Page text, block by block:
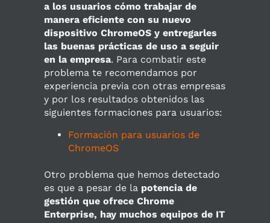
a los usuarios cómo trabajar de
manera eficiente con su nuevo
dispositivo ChromeOS y entregarles
las buenas prácticas de uso a seguir
en la empresa. Para combatir este
problema te recomendamos por
experiencia previa con otras empresas
y por los resultados obtenidos las
siguientes formaciones para usuarios:
Formación para usuarios de
ChromeOS
Otro problema que hemos detectado
es que a pesar de la potencia de
gestión que ofrece Chrome
Enterprise, hay muchos equipos de IT